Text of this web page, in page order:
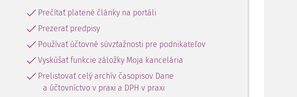
Prečítať platené články na portáli
Prezerať predpisy
Používať účtovné súvzťažnosti pre podnikateľov
Vyskúšať funkcie záložky Moja kancelária
Prelistovať celý archív časopisov Dane
a účtovníctvo v praxi a DPH v praxi